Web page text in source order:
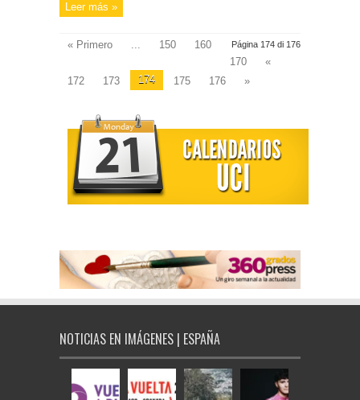
Leer más »
Página 174 di 176
« Primero ... 150
160
170
«
172
173 174 175 176 »
NOTICIAS EN IMÁGENES | ESPAÑA